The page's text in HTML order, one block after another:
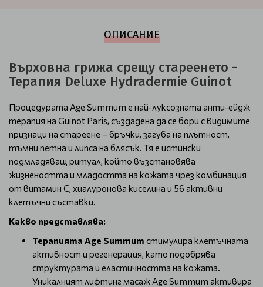
ОПИСАНИЕ
Върховна грижа срещу стареенето -
Терапия Deluxe Hydradermie Guinot
Процедурата Age Summum е най-луксозната анти-ейдж
терапия на Guinot Paris, създадена да се бори с видимите
признаци на стареене – бръчки, загуба на плътност,
тъмни петна и липса на блясък. Тя е истински
подмладяващ ритуал, който възстановява
жизнеността и младостта на кожата чрез комбинация
от витамин C, хиалуронова киселина и 56 активни
клетъчни съставки.
Какво представлява:
Терапията Age Summum стимулира клетъчната
активност и регенерация, като подобрява
структурата и еластичността на кожата.
Уникалният лифтинг масаж Age Summum активира